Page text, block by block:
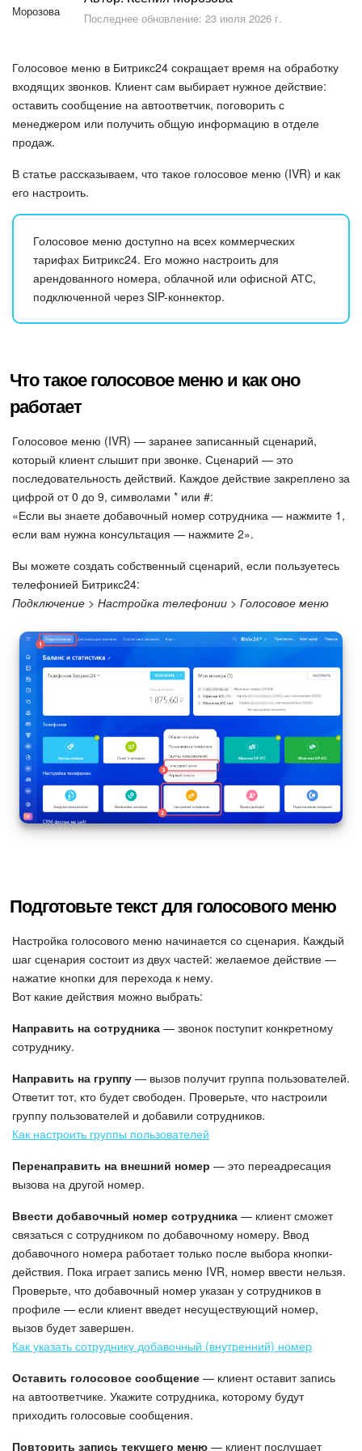
Безопасность в Битрикс24
С чего начать
AI в Битрикс24
Лента Новостей
Задачи
Проекты AI
Мессенджер
Диск
База знаний
Сайты
Интернет-магазин
Складской учет
Почта
CRM
Онлайн-запись
КЭДО
Подпись
Маркетинг
Автоматизация
Интеграция 1С и Битрикс24
Сотрудники
Бизнес-процессы
Маркетплейс
Настройки
Виджет сотрудника
Телефония
Филиальная сеть
Приложение Битрикс24
Общие вопросы
Последнее обновление: 23 июля 2026 г.
Голосовое меню в Битрикс24 сокращает время на обработку
входящих звонков. Клиент сам выбирает нужное действие:
оставить сообщение на автоответчик, поговорить с
менеджером или получить общую информацию в отделе
продаж.
В статье рассказываем, что такое голосовое меню (IVR) и как
его настроить.
Голосовое меню доступно на всех коммерческих
тарифах Битрикс24. Его можно настроить для
арендованного номера, облачной или офисной АТС,
подключенной через SIP-коннектор.
Что такое голосовое меню и как оно
работает
Голосовое меню (IVR) — заранее записанный сценарий,
который клиент слышит при звонке. Сценарий — это
последовательность действий. Каждое действие закреплено за
цифрой от 0 до 9, символами * или #:
«Если вы знаете добавочный номер сотрудника — нажмите 1,
если вам нужна консультация — нажмите 2».
Вы можете создать собственный сценарий, если пользуетесь
телефонией Битрикс24:
Подключение > Настройка телефонии > Голосовое меню
Подготовьте текст для голосового меню
Настройка голосового меню начинается со сценария. Каждый
шаг сценария состоит из двух частей: желаемое действие —
нажатие кнопки для перехода к нему.
Вот какие действия можно выбрать:
Направить на сотрудника — звонок поступит конкретному
сотруднику.
Направить на группу — вызов получит группа пользователей.
Ответит тот, кто будет свободен. Проверьте, что настроили
группу пользователей и добавили сотрудников.
Как настроить группы пользователей
Перенаправить на внешний номер — это переадресация
вызова на другой номер.
Ввести добавочный номер сотрудника — клиент сможет
связаться с сотрудником по добавочному номеру. Ввод
добавочного номера работает только после выбора кнопки-
действия. Пока играет запись меню IVR, номер ввести нельзя.
Проверьте, что добавочный номер указан у сотрудников в
профиле — если клиент введет несуществующий номер,
вызов будет завершен.
Как указать сотруднику добавочный (внутренний) номер
Оставить голосовое сообщение — клиент оставит запись
на автоответчике. Укажите сотрудника, которому будут
приходить голосовые сообщения.
Повторить запись текущего меню — клиент послушает